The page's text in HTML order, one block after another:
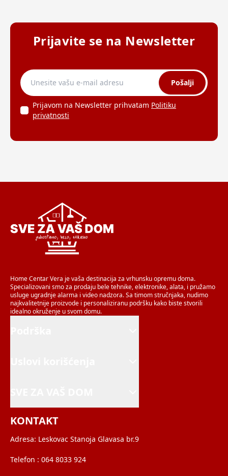
Prijavite se na Newsletter
Pošalji
Prijavom na Newsletter prihvatam Politiku
privatnosti
Home Centar Vera je vaša destinacija za vrhunsku opremu doma.
Specializovani smo za prodaju bele tehnike, elektronike, alata, i pružamo
usluge ugradnje alarma i video nadzora. Sa timom stručnjaka, nudimo
najkvalitetnije proizvode i personaliziranu podršku kako biste stvorili
idealno okruženje u svom domu.
KONTAKT
Adresa: Leskovac Stanoja Glavasa br.9
Telefon : 064 8033 924